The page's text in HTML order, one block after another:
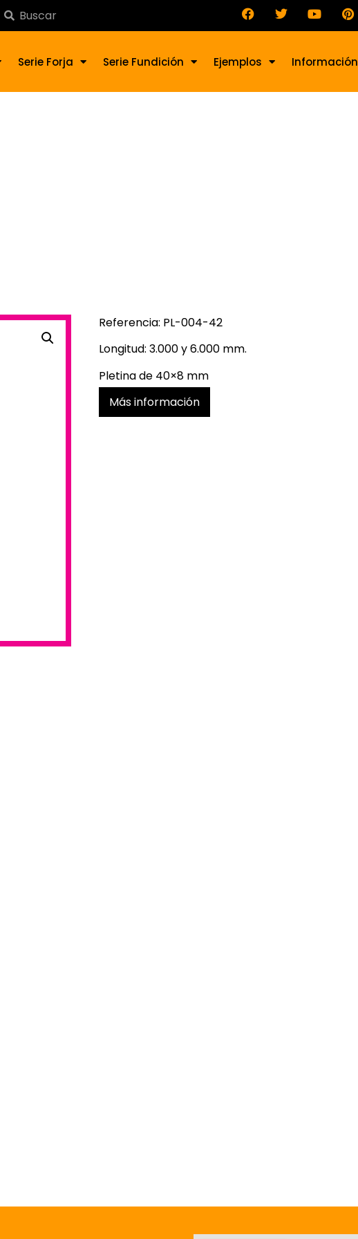
Serie Forja Serie Fundición Ejemplos Información
Referencia: PL-004-42
Longitud: 3.000 y 6.000 mm.
Pletina de 40×8 mm
Más información